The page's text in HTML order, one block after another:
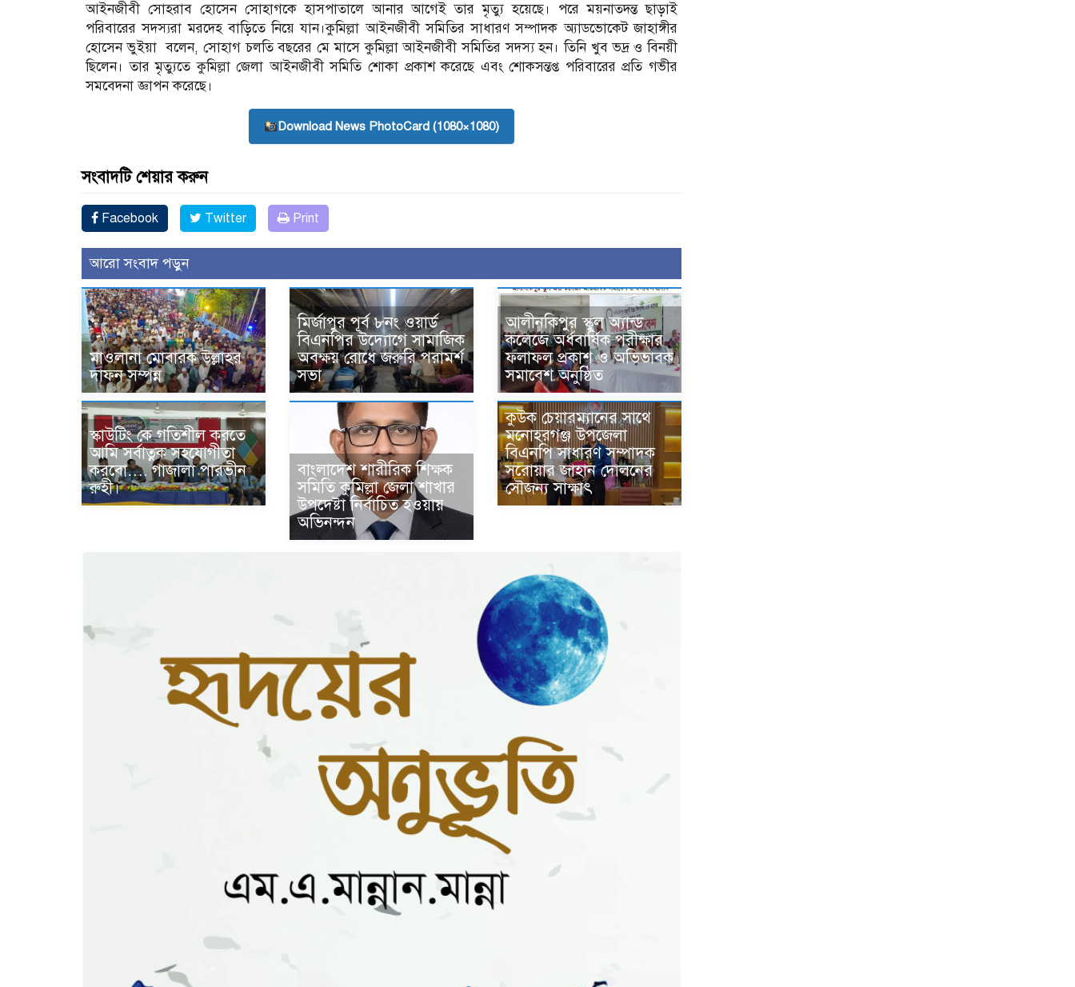
আইনজীবী সোহরাব হোসেন সোহাগকে হাসপাতালে আনার আগেই তার মৃত্যু হয়েছে। পরে ময়নাতদন্ত ছাড়াই
পরিবারের সদস্যরা মরদেহ বাড়িতে নিয়ে যান।কুমিল্লা আইনজীবী সমিতির সাধারণ সম্পাদক অ্যাডভোকেট জাহাঙ্গীর
হোসেন ভুইয়া বলেন, সোহাগ চলতি বছরের মে মাসে কুমিল্লা আইনজীবী সমিতির সদস্য হন। তিনি খুব ভদ্র ও বিনয়ী
ছিলেন। তার মৃত্যুতে কুমিল্লা জেলা আইনজীবী সমিতি শোকা প্রকাশ করেছে এবং শোকসন্তপ্ত পরিবারের প্রতি গভীর
সমবেদনা জ্ঞাপন করেছে।
Download News PhotoCard (1080×1080)
সংবাদটি শেয়ার করুন
Facebook Twitter Print
আরো সংবাদ পড়ুন
মাওলানা মোবারক উল্লাহর
দাফন সম্পন্ন
মির্জাপুর পূর্ব ৮নং ওয়ার্ড
বিএনপির উদ্যোগে সামাজিক
অবক্ষয় রোধে জরুরি পরামর্শ
সভা
আলীনকিপুর স্কুল অ্যান্ড
কলেজে অর্ধবার্ষিক পরীক্ষার
ফলাফল প্রকাশ ও অভিভাবক
সমাবেশ অনুষ্ঠিত
স্কাউটিং কে গতিশীল করতে
আমি সর্বাত্নক সহযোগীতা
করবো…. গাজালা পারভীন
রুহী।
বাংলাদেশ শারীরিক শিক্ষক
সমিতি কুমিল্লা জেলা শাখার
উপদেষ্টা নির্বাচিত হওয়ায়
অভিনন্দন
কুউক চেয়ারম্যানের সাথে
মনোহরগঞ্জ উপজেলা
বিএনপি সাধারণ সম্পাদক
সরোয়ার জাহান দোলনের
সৌজন্য সাক্ষাৎ